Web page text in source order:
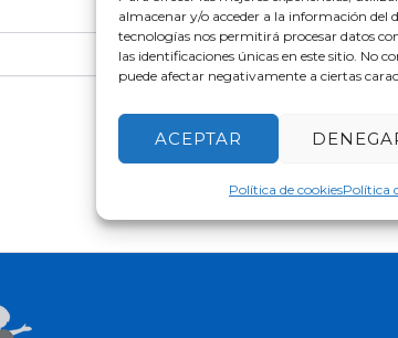
almacenar y/o acceder a la información del
tecnologías nos permitirá procesar datos
las identificaciones únicas en este sitio. No
puede afectar negativamente a ciertas
ACEPTAR
Política de cookiesPolítica